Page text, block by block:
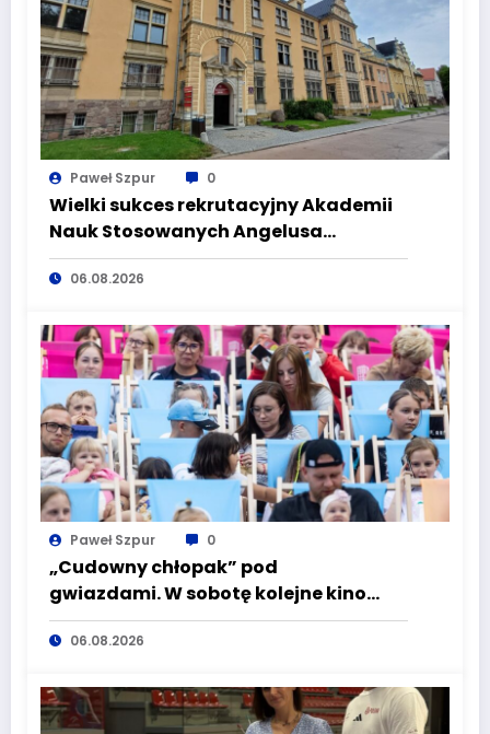
Paweł Szpur 0
Wielki sukces rekrutacyjny Akademii
Nauk Stosowanych Angelusa
Silesiusa! Uczelnia bije rekordy, ale Ty
wciąż masz szansę – weź udział w II
06.08.2026
Paweł Szpur 0
„Cudowny chłopak” pod
gwiazdami. W sobotę kolejne kino
plenerowe w Aqua Zdroju
06.08.2026